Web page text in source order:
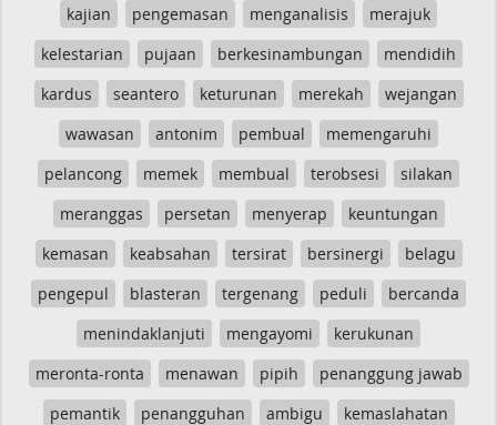
kajian pengemasan menganalisis
merajuk
kelestarian
pujaan berkesinambungan
mendidih
kardus
seantero keturunan merekah
wejangan
wawasan
antonim pembual
memengaruhi
pelancong
memek membual terobsesi
silakan
meranggas
persetan menyerap
keuntungan
kemasan
keabsahan tersirat bersinergi
belagu
pengepul
blasteran tergenang peduli
bercanda
menindaklanjuti
mengayomi
kerukunan
meronta-ronta
menawan pipih
penanggung jawab
pemantik
penangguhan ambigu
kemaslahatan